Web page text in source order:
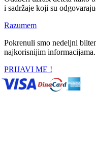
i sadržaje koji su
Razumem
Pokrenuli smo nedeljni
najkorisnijim informacijama.
PRIJAVI ME !